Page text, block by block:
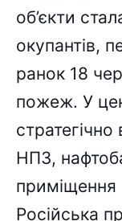
об’єкти
окупантів,
ранок 18
пожеж. У
НПЗ,
приміщення
Російська